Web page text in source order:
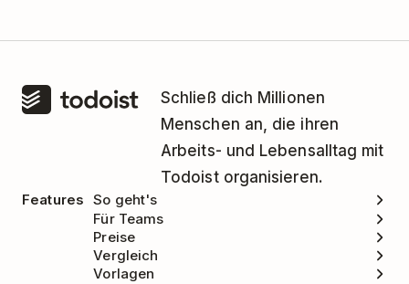
Schließ dich Millionen
Menschen an, die ihren
Arbeits- und Lebensalltag mit
Todoist organisieren.
Features So geht's
Für Teams
Preise
Vergleich
Vorlagen